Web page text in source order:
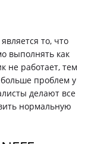
то, что
выполнять как
не работает, тем
проблем у
делают все
нормальную